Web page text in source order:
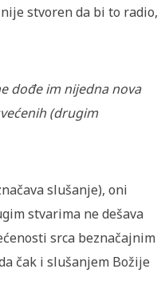
stvoren da bi to radio,
dođe im nijedna nova
(drugim
slušanje), oni
stvarima ne dešava
srca beznačajnim
čak i slušanjem Božije